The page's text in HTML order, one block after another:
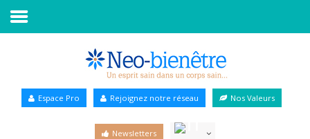
Annuaire Bien-être
Espace Pro Rejoignez notre réseau Nos Valeurs
Newsletters